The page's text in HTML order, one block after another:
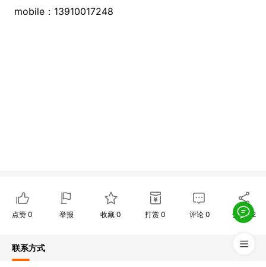
mobile：13910017248
点赞 0 举报 收藏0 打赏 0 评论 0 分享12
联系方式